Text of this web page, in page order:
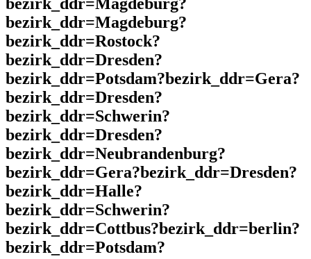
bezirk_ddr=Magdeburg?
bezirk_ddr=Magdeburg?
bezirk_ddr=Rostock?
bezirk_ddr=Dresden?
bezirk_ddr=Potsdam?bezirk_ddr=Gera?
bezirk_ddr=Dresden?
bezirk_ddr=Schwerin?
bezirk_ddr=Dresden?
bezirk_ddr=Neubrandenburg?
bezirk_ddr=Gera?bezirk_ddr=Dresden?
bezirk_ddr=Halle?
bezirk_ddr=Schwerin?
bezirk_ddr=Cottbus?bezirk_ddr=berlin?
bezirk_ddr=Potsdam?